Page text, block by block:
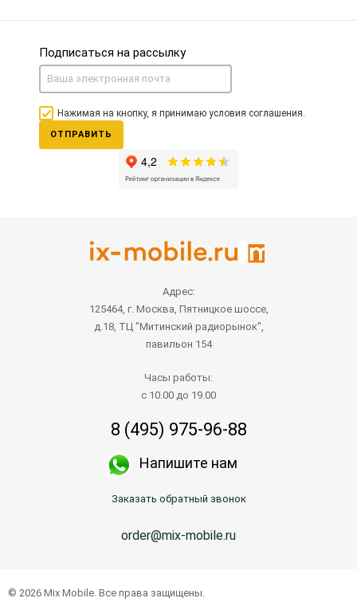
Подписаться на рассылку
Нажимая на кнопку, я принимаю условия соглашения.
ОТПРАВИТЬ
Адрес:
125464, г. Москва, Пятницкое шоссе,
д.18, ТЦ "Митинский радиорынок",
павильон 154
Часы работы:
с 10.00 до 19.00
8 (495) 975-96-88
Напишите нам
Заказать обратный звонок
order@mix-mobile.ru
© 2026 Mix Mobile. Все права защищены.